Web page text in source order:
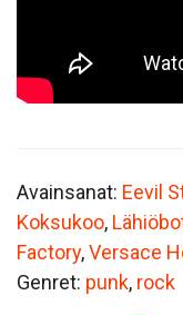
Avainsanat: Eevil
Koksukoo,
Factory,Versace
Genret: punk, rock